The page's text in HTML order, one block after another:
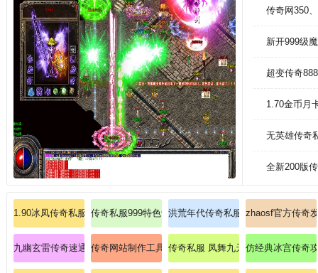
传奇网350
新开999级
超变传奇
1.70金币月
无英雄传奇
全新200版
1.90冰凤传奇私服发布站：再续冰凤神话的终极争霸
传奇私服999特色评测:175猛犸装备传奇飞快认识刺客
洪荒年代传奇私服首曝道士飓风破
zhaosf官方传奇
九幽玄雷传奇速通手册：道士如何驾驭地狱炎龙？
传奇网站制作工具法师在哪里能增进魔法盾
传奇私服 凤舞九天：踏入凤舞九天
仿经典冰宫传奇